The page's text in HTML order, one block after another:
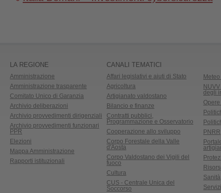
LA REGIONE
Amministrazione
Amministrazione trasparente
Comitato Unico di Garanzia
Archivio deliberazioni
Archivio provvedimenti dirigenziali
Archivio provvedimenti funzionari
PPR
Elezioni
Mappa Amministrazione
Rapporti istituzionali
CANALI TEMATICI
Affari legislativi e aiuti di Stato
Agricoltura
Artigianato valdostano
Bilancio e finanze
Contratti pubblici,
Programmazione e Osservatorio
Cooperazione allo sviluppo
Corpo Forestale della Valle
d'Aosta
Corpo Valdostano dei Vigili del
fuoco
Cultura
CUS - Centrale Unica del
Soccorso
degli
PNRR
Sanità